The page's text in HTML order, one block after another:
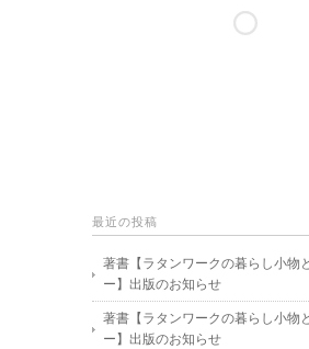
最近の投稿
著書【ラタンワークの暮らし小物
ー】出版のお知らせ
著書【ラタンワークの暮らし小物
ー】出版のお知らせ